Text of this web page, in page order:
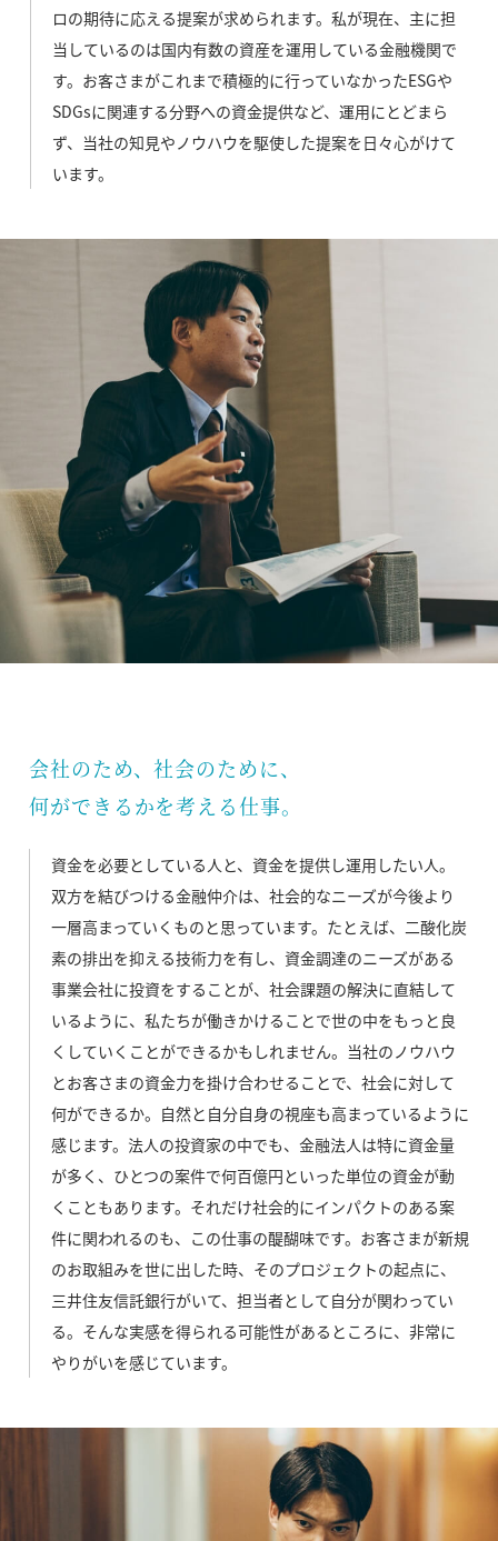
ロの期待に応える提案が求められます。私が現在、主に担
当しているのは国内有数の資産を運用している金融機関で
す。お客さまがこれまで積極的に行っていなかったESGや
SDGsに関連する分野への資金提供など、運用にとどまら
ず、当社の知見やノウハウを駆使した提案を日々心がけて
います。
会社のため、社会のために、
何ができるかを考える仕事。
資金を必要としている人と、資金を提供し運用したい人。
双方を結びつける金融仲介は、社会的なニーズが今後より
一層高まっていくものと思っています。たとえば、二酸化炭
素の排出を抑える技術力を有し、資金調達のニーズがある
事業会社に投資をすることが、社会課題の解決に直結して
いるように、私たちが働きかけることで世の中をもっと良
くしていくことができるかもしれません。当社のノウハウ
とお客さまの資金力を掛け合わせることで、社会に対して
何ができるか。自然と自分自身の視座も高まっているように
感じます。法人の投資家の中でも、金融法人は特に資金量
が多く、ひとつの案件で何百億円といった単位の資金が動
くこともあります。それだけ社会的にインパクトのある案
件に関われるのも、この仕事の醍醐味です。お客さまが新規
のお取組みを世に出した時、そのプロジェクトの起点に、
三井住友信託銀行がいて、担当者として自分が関わってい
る。そんな実感を得られる可能性があるところに、非常に
やりがいを感じています。